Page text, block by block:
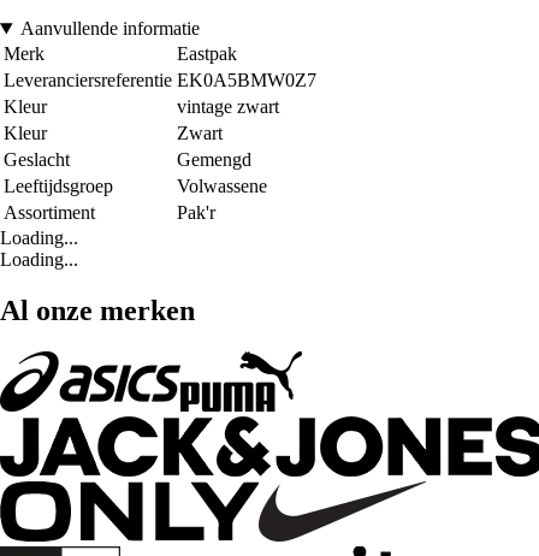
Aanvullende informatie
Merk
Eastpak
Leveranciersreferentie EK0A5BMW0Z7
Kleur
vintage zwart
Kleur
Zwart
Geslacht
Gemengd
Leeftijdsgroep
Volwassene
Assortiment
Pak'r
Loading...
Loading...
Al onze merken